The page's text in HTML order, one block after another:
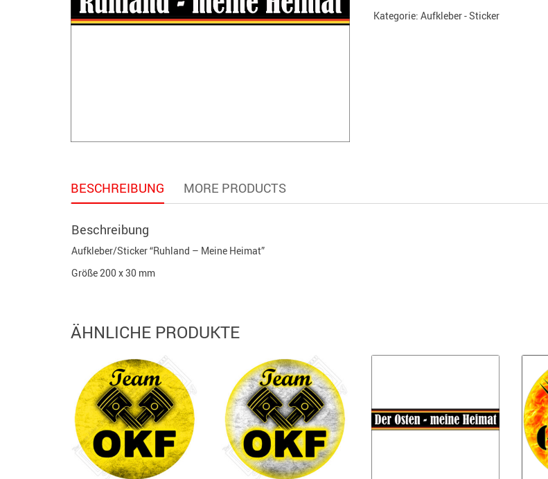
Heimat"
Kategorie: Aufkleber - Sticker
BESCHREIBUNG MORE PRODUCTS
Beschreibung
Aufkleber/Sticker “Ruhland – Meine Heimat”
Größe 200 x 30 mm
ÄHNLICHE PRODUKTE